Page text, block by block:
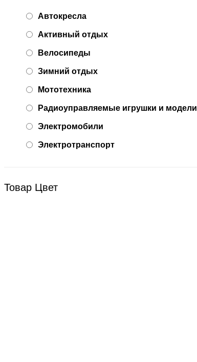
Автокресла
Активный отдых
Велосипеды
Зимний отдых
Мототехника
Радиоуправляемые игрушки и модели
Электромобили
Электротранспорт
Товар Цвет